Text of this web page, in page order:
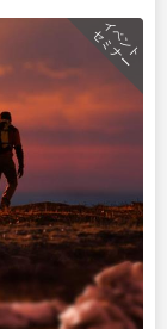
イベント
セミナー